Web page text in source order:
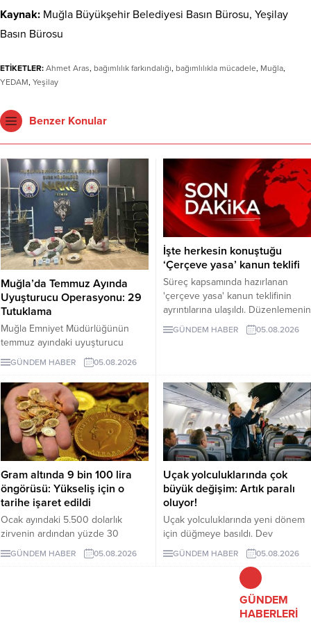
Kaynak: Muğla Büyükşehir Belediyesi Basın Bürosu, Yeşilay
Basın Bürosu
ETİKETLER: Ahmet Aras, bağımlılık farkındalığı, bağımlılıkla mücadele, Muğla,
YEDAM, Yeşilay
Benzer Konular
Muğla’da Temmuz Ayında
Uyuşturucu Operasyonu: 29
Tutuklama
Muğla Emniyet Müdürlüğünün
temmuz ayındaki uyuşturucu
operasyonlarında 243 şüpheli
gözaltına alındı, 29 kişi tutuklandı.
GÜNDEM HABER 05.08.2026
İşte herkesin konuştuğu
‘Çerçeve yasa’ kanun teklifi
Süreç kapsamında hazırlanan
'çerçeve yasa' kanun teklifinin
ayrıntılarına ulaşıldı. Düzenlemenin
uygulanması Milli Güvenlik
Kurulu’nun PKK/KCK ile bağlantılı
GÜNDEM HABER 05.08.2026
Gram altında 9 bin 100 lira
öngörüsü: Yükseliş için o
tarihe işaret edildi
Ocak ayındaki 5.500 dolarlık
zirvenin ardından yüzde 30
gerileyen ons altın, 4.100 dolar
kritik desteğinin üzerinde
GÜNDEM HABER 05.08.2026
Uçak yolculuklarında çok
büyük değişim: Artık paralı
oluyor!
Uçak yolculuklarında yeni dönem
için düğmeye basıldı. Dev
havayolu şirketi Jetstar, üst bagaj
rafını kullanacak tüm yolculardan
ek ücret alacak. Uygulamanın
ilerleyen dönemde Türkiye'deki
havayolu şirketlerinde de hayata
geçirilip geçirilmeyeceği ise merak
GÜNDEM HABER 05.08.2026
GÜNDEM
HABERLERİ